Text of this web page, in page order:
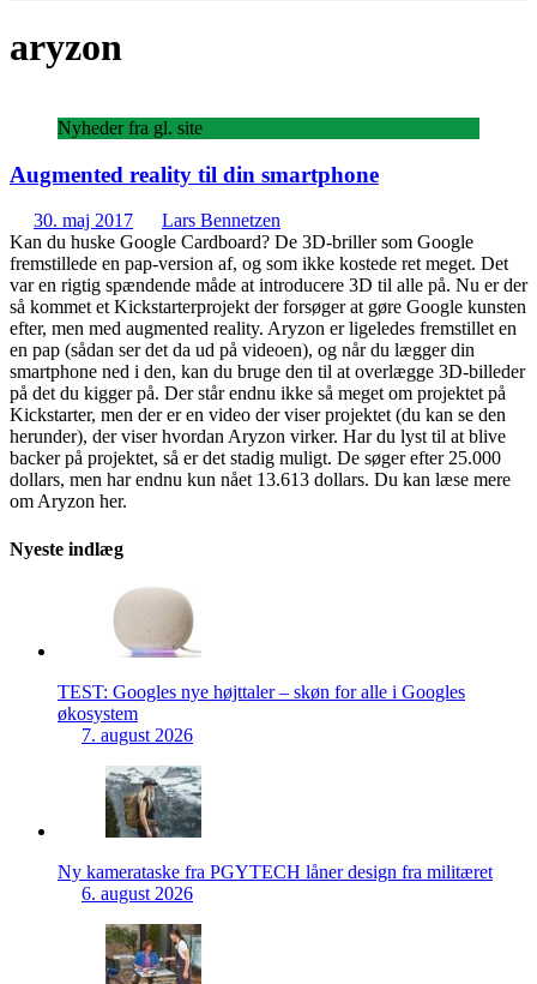
aryzon
Nyheder fra gl. site
Augmented reality til din smartphone
30. maj 2017
Lars Bennetzen
Kan du huske Google Cardboard? De 3D-briller som Google
fremstillede en pap-version af, og som ikke kostede ret meget. Det
var en rigtig spændende måde at introducere 3D til alle på. Nu er der
så kommet et Kickstarterprojekt der forsøger at gøre Google kunsten
efter, men med augmented reality. Aryzon er ligeledes fremstillet en
en pap (sådan ser det da ud på videoen), og når du lægger din
smartphone ned i den, kan du bruge den til at overlægge 3D-billeder
på det du kigger på. Der står endnu ikke så meget om projektet på
Kickstarter, men der er en video der viser projektet (du kan se den
herunder), der viser hvordan Aryzon virker. Har du lyst til at blive
backer på projektet, så er det stadig muligt. De søger efter 25.000
dollars, men har endnu kun nået 13.613 dollars. Du kan læse mere
om Aryzon her.
Nyeste indlæg
TEST: Googles nye højttaler – skøn for alle i Googles
økosystem
7. august 2026
Ny kamerataske fra PGYTECH låner design fra militæret
6. august 2026